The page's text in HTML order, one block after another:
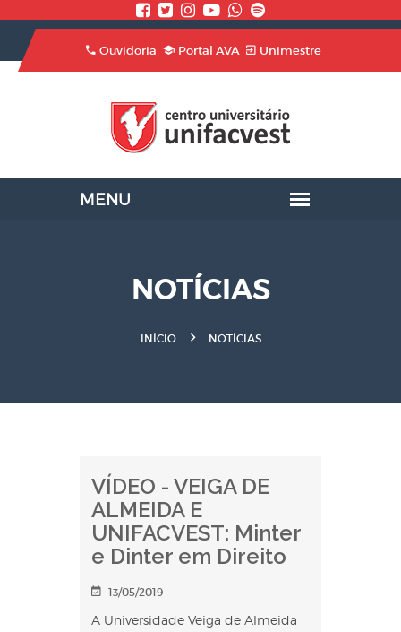
Ouvidoria Portal AVA Unimestre
NOTÍCIAS
INÍCIO NOTÍCIAS
VÍDEO - VEIGA DE
ALMEIDA E
UNIFACVEST: Minter
e Dinter em Direito
13/05/2019
A Universidade Veiga de Almeida